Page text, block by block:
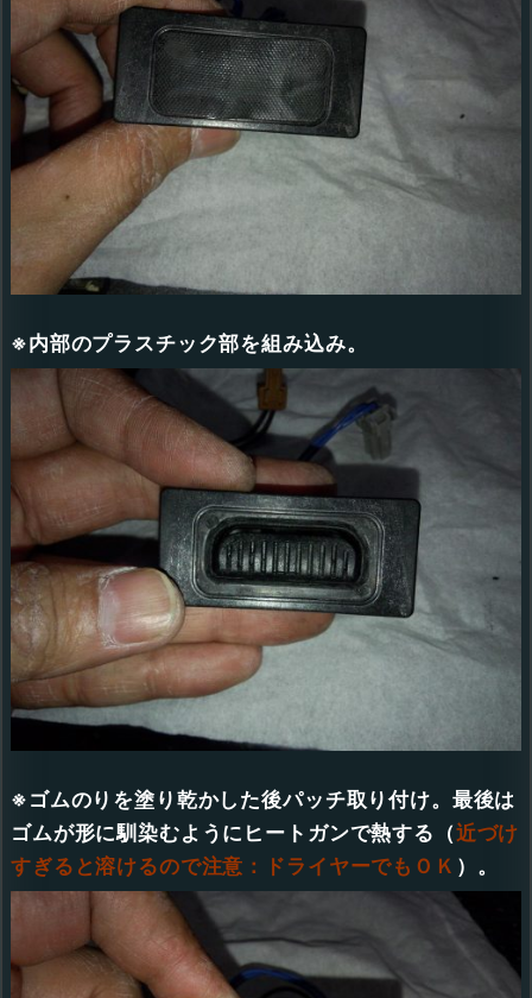
※内部のプラスチック部を組み込み。
※ゴムのりを塗り乾かした後パッチ取り付け。最後は
ゴムが形に馴染むようにヒートガンで熱する（近づけ
すぎると溶けるので注意：ドライヤーでもＯＫ ）。